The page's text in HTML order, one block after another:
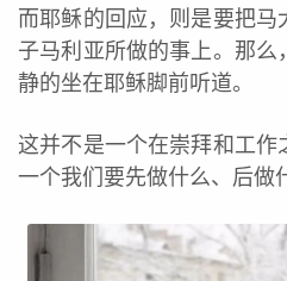
而耶稣的回应，则是要把
子马利亚所做的事上。那
静的坐在耶稣脚前听道。
这并不是一个在崇拜和工
一个我们要先做什么、后做